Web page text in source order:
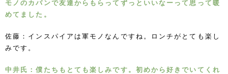
モノのカバンで友達からもらってずっといいなーって思って暖
めてました。
佐藤：インスパイアは軍モノなんですね。ロンチがとても楽し
みです。
中井氏：僕たちもとても楽しみです。初めから好きでいてくれ